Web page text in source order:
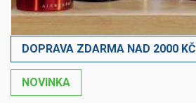
DOPRAVA ZDARMA NAD 2000 KČ
NOVINKA